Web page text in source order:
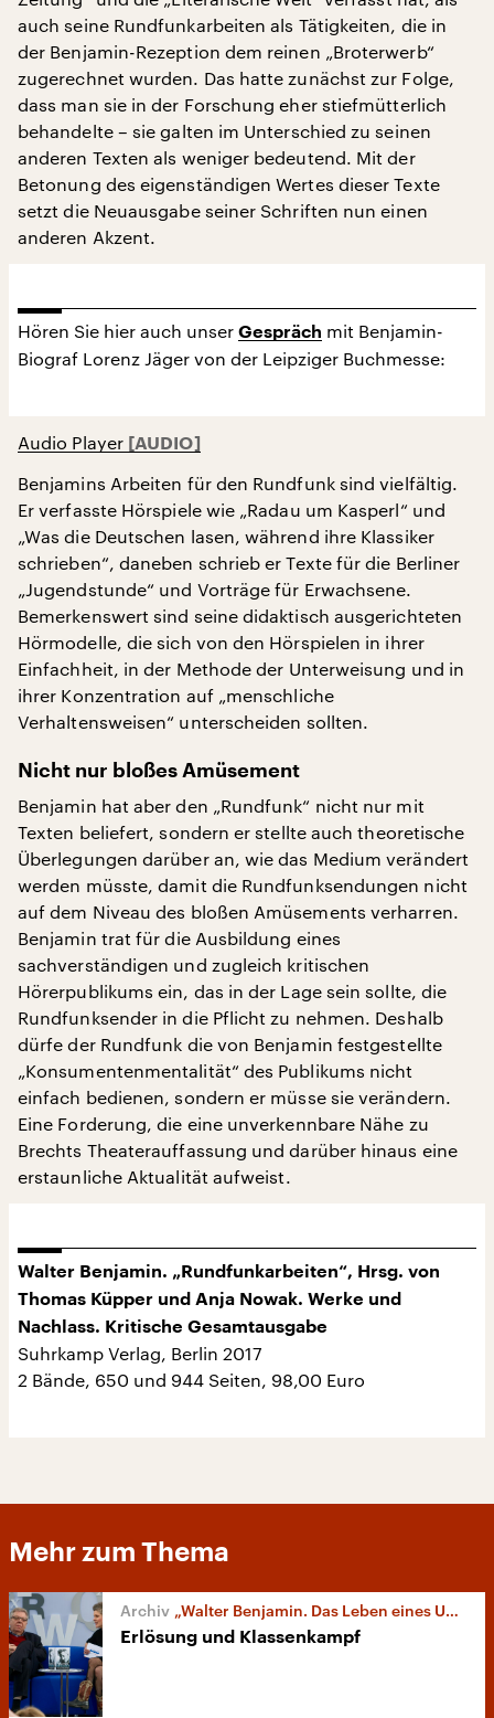
auch seine Rundfunkarbeiten als Tätigkeiten, die in
der Benjamin-Rezeption dem reinen „Broterwerb“
zugerechnet wurden. Das hatte zunächst zur Folge,
dass man sie in der Forschung eher stiefmütterlich
behandelte – sie galten im Unterschied zu seinen
anderen Texten als weniger bedeutend. Mit der
Betonung des eigenständigen Wertes dieser Texte
setzt die Neuausgabe seiner Schriften nun einen
anderen Akzent.
Hören Sie hier auch unser Gespräch mit Benjamin-
Biograf Lorenz Jäger von der Leipziger Buchmesse:
Audio Player
Benjamins Arbeiten für den Rundfunk sind vielfältig.
Er verfasste Hörspiele wie „Radau um Kasperl“ und
„Was die Deutschen lasen, während ihre Klassiker
schrieben“, daneben schrieb er Texte für die Berliner
„Jugendstunde“ und Vorträge für Erwachsene.
Bemerkenswert sind seine didaktisch ausgerichteten
Hörmodelle, die sich von den Hörspielen in ihrer
Einfachheit, in der Methode der Unterweisung und in
ihrer Konzentration auf „menschliche
Verhaltensweisen“ unterscheiden sollten.
Nicht nur bloßes Amüsement
Benjamin hat aber den „Rundfunk“ nicht nur mit
Texten beliefert, sondern er stellte auch theoretische
Überlegungen darüber an, wie das Medium verändert
werden müsste, damit die Rundfunksendungen nicht
auf dem Niveau des bloßen Amüsements verharren.
Benjamin trat für die Ausbildung eines
sachverständigen und zugleich kritischen
Hörerpublikums ein, das in der Lage sein sollte, die
Rundfunksender in die Pflicht zu nehmen. Deshalb
dürfe der Rundfunk die von Benjamin festgestellte
„Konsumentenmentalität“ des Publikums nicht
einfach bedienen, sondern er müsse sie verändern.
Eine Forderung, die eine unverkennbare Nähe zu
Brechts Theaterauffassung und darüber hinaus eine
erstaunliche Aktualität aufweist.
Walter Benjamin. „Rundfunkarbeiten“, Hrsg. von
Thomas Küpper und Anja Nowak. Werke und
Nachlass. Kritische Gesamtausgabe
Suhrkamp Verlag, Berlin 2017
2 Bände, 650 und 944 Seiten, 98,00 Euro
Mehr zum Thema
„Walter Benjamin. Das Leben eines Unvollendeten“
Erlösung und Klassenkampf